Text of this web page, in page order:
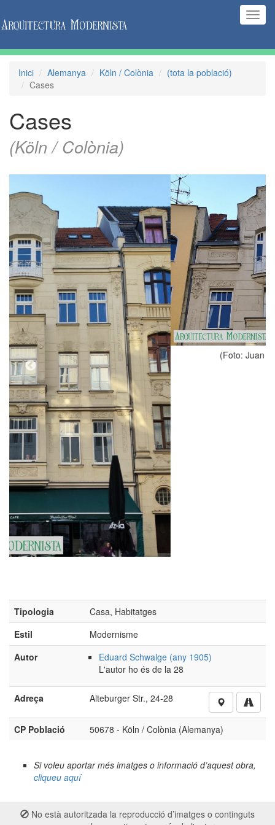
Inici Alemanya Köln / Colònia
(tota la població)
Cases
Cases
(Köln / Colònia)
(Foto: Juan Felipe Holgado Perez, 2024)
Tipologia
Casa, Habitatges
Modernisme
Autor
Eduard Schwalge (any 1905)
L'autor ho és de la 28
CP Població 50678 - Köln / Colònia (Alemanya)
Si voleu aportar més imatges o informació d’aquest obra,
cliqueu aquí
sense el consentiment exprés de l'autor